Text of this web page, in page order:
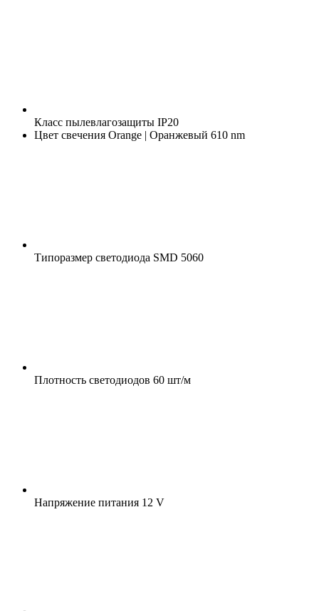
Класс пылевлагозащиты IP20
Цвет свечения Orange | Оранжевый 610 nm
Типоразмер светодиода SMD 5060
Плотность светодиодов 60 шт/м
Напряжение питания 12 V